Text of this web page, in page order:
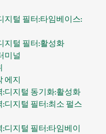
지털 필터:타임베이스:
지털 필터:활성화
미널
에지
디지털 동기화:활성화
디지털 필터:최소 펄스
디지털 필터:타임베이